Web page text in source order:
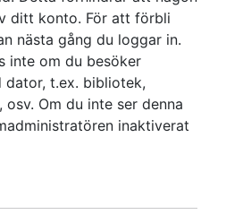
ditt konto. För att förbli
nästa gång du loggar in.
inte om du besöker
t.ex. bibliotek,
Om du inte ser denna
inaktiverat